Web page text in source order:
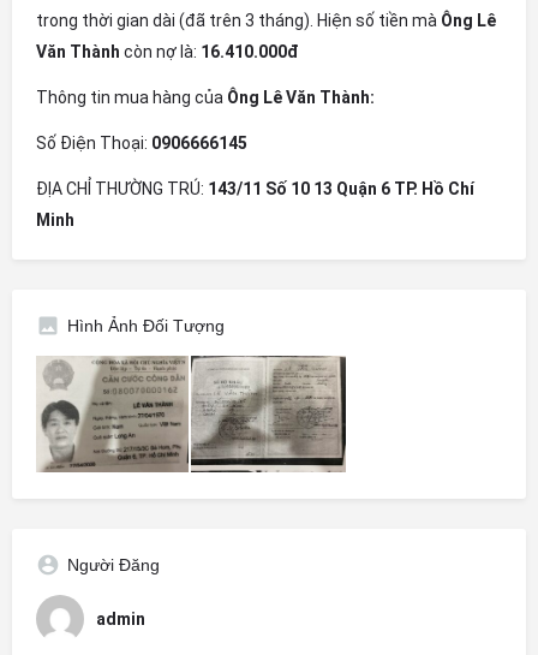
trong thời gian dài (đã trên 3 tháng). Hiện số tiền mà Ông Lê
Văn Thành còn nợ là: 16.410.000đ
Thông tin mua hàng của Ông Lê Văn Thành:
Số Điện Thoại: 0906666145
ĐỊA CHỈ THƯỜNG TRÚ: 143/11 Số 10 13 Quận 6 TP. Hồ Chí
Minh
Hình Ảnh Đối Tượng
Người Đăng
admin